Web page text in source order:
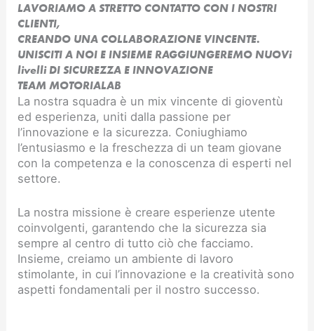
LAVORIAMO A STRETTO CONTATTO CON I NOSTRI
CLIENTI,
CREANDO UNA COLLABORAZIONE VINCENTE.
UNISCITI A NOI E INSIEME RAGGIUNGEREMO NUOVi
livelli DI SICUREZZA E INNOVAZIONE​
TEAM MOTORIALAB
La nostra squadra è un mix vincente di gioventù
ed esperienza, uniti dalla passione per
l’innovazione e la sicurezza. Coniughiamo
l’entusiasmo e la freschezza di un team giovane
con la competenza e la conoscenza di esperti nel
settore.
La nostra missione è creare esperienze utente
coinvolgenti, garantendo che la sicurezza sia
sempre al centro di tutto ciò che facciamo.
Insieme, creiamo un ambiente di lavoro
stimolante, in cui l’innovazione e la creatività sono
aspetti fondamentali per il nostro successo.